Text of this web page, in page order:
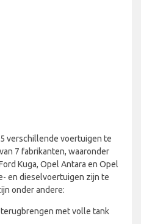
verschillende voertuigen te
7 fabrikanten, waaronder
Kuga, Opel Antara en Opel
en dieselvoertuigen zijn te
onder andere:
met volle tank